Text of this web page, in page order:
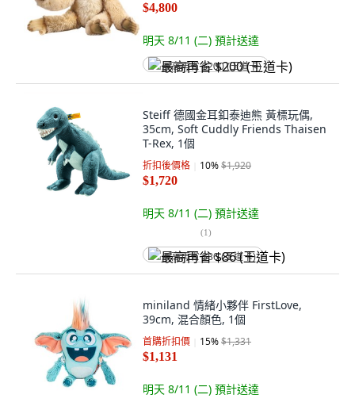
$4,800
明天 8/11 (二) 預計送達
最高再省 $200 (王道卡)
Steiff 德國金耳釦泰迪熊 黃標玩偶,
35cm, Soft Cuddly Friends Thaisen
T-Rex, 1個
折扣後價格 10%$1,920
$1,720
明天 8/11 (二) 預計送達
(1)
最高再省 $86 (王道卡)
miniland 情緒小夥伴 FirstLove,
39cm, 混合顏色, 1個
首購折扣價 15%$1,331
$1,131
明天 8/11 (二) 預計送達